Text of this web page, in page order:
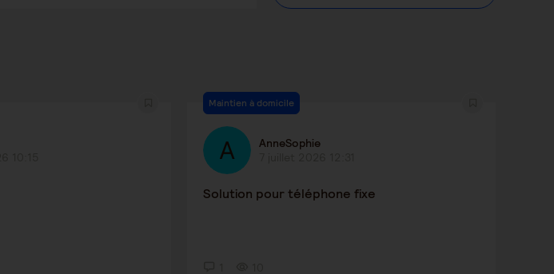
Maintien à domicile
AnneSophie
Solution pour téléphone fixe